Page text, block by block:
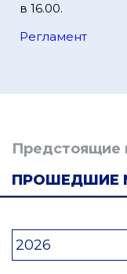
в 16.00.
Регламент
Предстоящие
ПРОШЕДШИЕ